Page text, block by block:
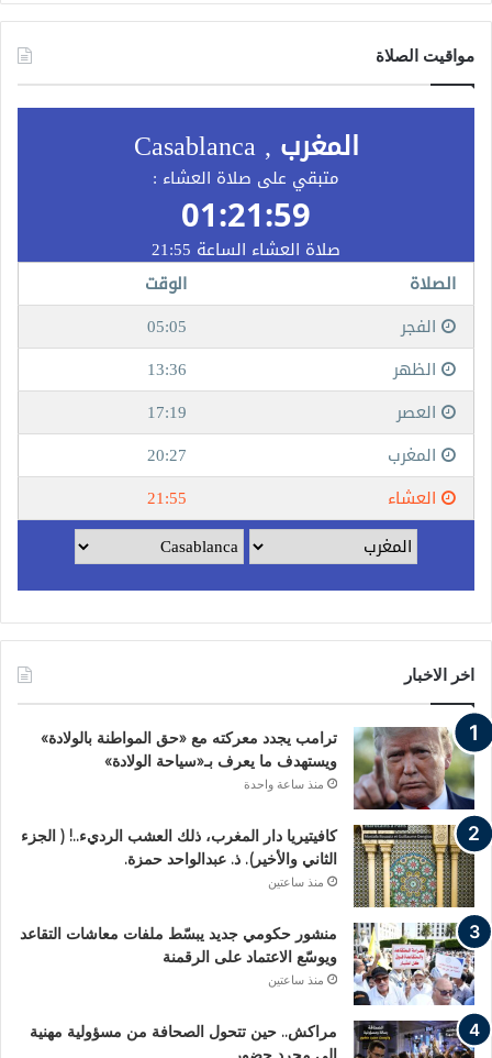
مواقيت الصلاة
اخر الاخبار
ترامب يجدد معركته مع «حق المواطنة بالولادة»
ويستهدف ما يعرف بـ«سياحة الولادة»
منذ ساعة واحدة
كافيتيريا دار المغرب، ذلك العشب الرديء..! ( الجزء
الثاني والأخير). ذ. عبدالواحد حمزة.
منذ ساعتين
منشور حكومي جديد يبسّط ملفات معاشات التقاعد
ويوسّع الاعتماد على الرقمنة
منذ ساعتين
مراكش.. حين تتحول الصحافة من مسؤولية مهنية